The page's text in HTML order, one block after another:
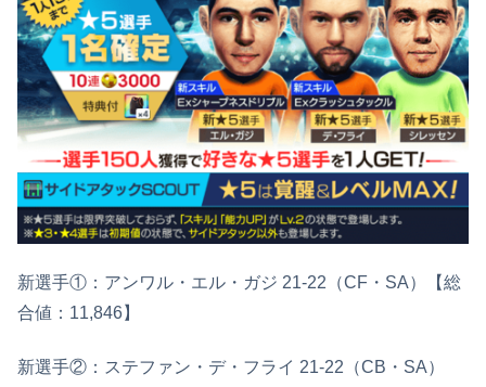
新選手①：アンワル・エル・ガジ 21-22（CF・SA）【総
合値：11,846】
新選手②：ステファン・デ・フライ 21-22（CB・SA）